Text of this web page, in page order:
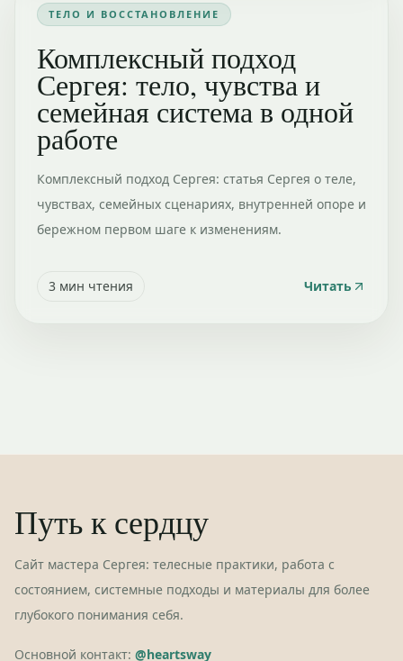
ТЕЛО И ВОССТАНОВЛЕНИЕ
Комплексный подход
Сергея: тело, чувства и
семейная система в одной
работе
Комплексный подход Сергея: статья Сергея о теле,
чувствах, семейных сценариях, внутренней опоре и
бережном первом шаге к изменениям.
3 мин чтения Читать
Путь к сердцу
Сайт мастера Сергея: телесные практики, работа с
состоянием, системные подходы и материалы для более
глубокого понимания себя.
Основной контакт: @heartsway